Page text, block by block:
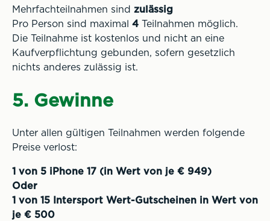
Mehrfachteilnahmen sind zulässig
Pro Person sind maximal 4 Teilnahmen möglich.
Die Teilnahme ist kostenlos und nicht an eine
Kaufverpflichtung gebunden, sofern gesetzlich
nichts anderes zulässig ist.
5. Gewinne
Unter allen gültigen Teilnahmen werden folgende
Preise verlost:
1 von 5 iPhone 17 (in Wert von je € 949)
Oder
1 von 15 Intersport Wert-Gutscheinen in Wert von
je € 500